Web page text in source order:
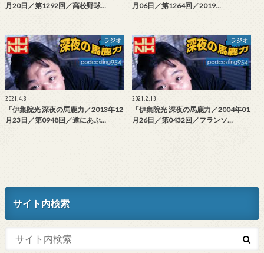
月20日／第1292回／高校野球…
月06日／第1264回／2019…
ラジオ
2021.4.8
「伊集院光 深夜の馬鹿力／2013年12
月23日／第0948回／遂にあぶ…
ラジオ
2021.2.13
「伊集院光 深夜の馬鹿力／2004年01
月26日／第0432回／フランソ…
サイト内検索